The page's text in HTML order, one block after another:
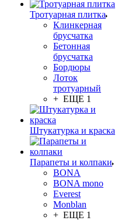
Тротуарная плитка
Клинкерная
брусчатка
Бетонная
брусчатка
Бордюры
Лоток
тротуарный
+ ЕЩЕ 1
Штукатурка и краска
Парапеты и колпаки
BONA
BONA mono
Everest
Monblan
+ ЕЩЕ 1